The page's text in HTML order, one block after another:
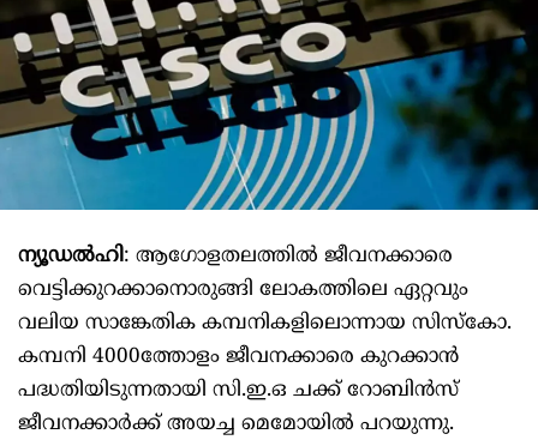
ന്യൂഡൽഹി: ആഗോളതലത്തിൽ ജീവനക്കാരെ
വെട്ടിക്കുറക്കാനൊരുങ്ങി ലോകത്തിലെ ഏറ്റവും
വലിയ സാങ്കേതിക കമ്പനികളിലൊന്നായ സിസ്‌കോ.
കമ്പനി 4000ത്തോളം ജീവനക്കാരെ കുറക്കാൻ
പദ്ധതിയിടുന്നതായി സി.ഇ.ഒ ചക്ക് റോബിൻസ്
ജീവനക്കാർക്ക് അയച്ച മെമോയിൽ പറയുന്നു.